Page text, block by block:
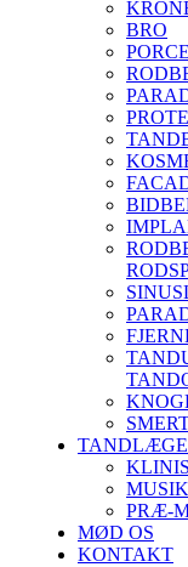
BRO
PRÆ-
MØD OS
KONTAKT